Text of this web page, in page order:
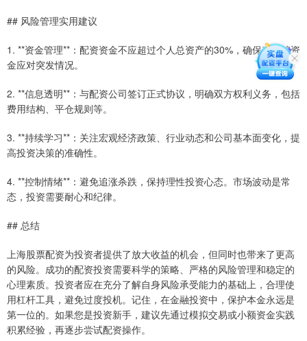
## 风险管理实用建议
1. **资金管理**：配资资金不应超过个人总资产的30%，确保有足够资
金应对突发情况。
2. **信息透明**：与配资公司签订正式协议，明确双方权利义务，包括
费用结构、平仓规则等。
3. **持续学习**：关注宏观经济政策、行业动态和公司基本面变化，提
高投资决策的准确性。
4. **控制情绪**：避免追涨杀跌，保持理性投资心态。市场波动是常
态，投资需要耐心和纪律。
## 总结
上海股票配资为投资者提供了放大收益的机会，但同时也带来了更高
的风险。成功的配资投资需要科学的策略、严格的风险管理和稳定的
心理素质。投资者应在充分了解自身风险承受能力的基础上，合理使
用杠杆工具，避免过度投机。记住，在金融投资中，保护本金永远是
第一位的。如果您是投资新手，建议先通过模拟交易或小额资金实践
积累经验，再逐步尝试配资操作。